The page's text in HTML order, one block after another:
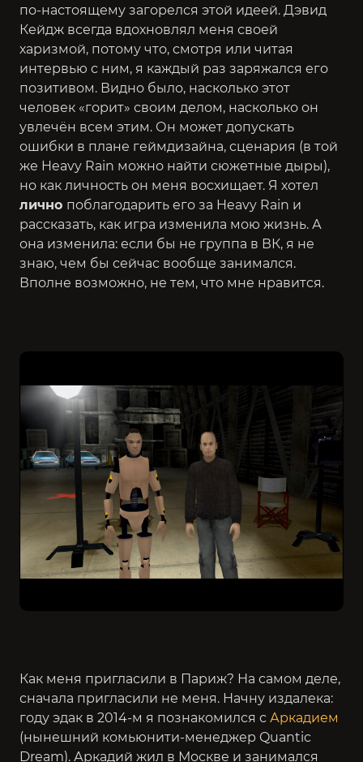
по-настоящему загорелся этой идеей. Дэвид
Кейдж всегда вдохновлял меня своей
харизмой, потому что, смотря или читая
интервью с ним, я каждый раз заряжался его
позитивом. Видно было, насколько этот
человек «горит» своим делом, насколько он
увлечён всем этим. Он может допускать
ошибки в плане геймдизайна, сценария (в той
же Heavy Rain можно найти сюжетные дыры),
но как личность он меня восхищает. Я хотел
лично поблагодарить его за Heavy Rain и
рассказать, как игра изменила мою жизнь. А
она изменила: если бы не группа в ВК, я не
знаю, чем бы сейчас вообще занимался.
Вполне возможно, не тем, что мне нравится.
Как меня пригласили в Париж? На самом деле,
сначала пригласили не меня. Начну издалека:
году эдак в 2014-м я познакомился с Аркадием
(нынешний комьюнити-менеджер Quantic
Dream). Аркадий жил в Москве и занимался